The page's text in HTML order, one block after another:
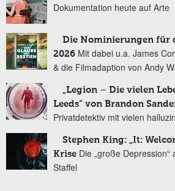
Dokumentation heute auf Arte
Die Nominierungen für
2026 Mit dabei u.a. James
& die Filmadaption von Andy
„Legion – Die vielen
Leeds“ von Brandon
Privatdetektiv mit vielen
Stephen King: „It:
Krise Die „große
Staffel